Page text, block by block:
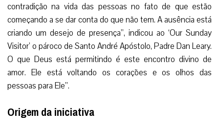
contradição na vida das pessoas no fato de que estão
começando a se dar conta do que não tem. A ausência está
criando um desejo de presença”, indicou ao ‘Our Sunday
Visitor’ o pároco de Santo André Apóstolo, Padre Dan Leary.
O que Deus está permitindo é este encontro divino de
amor. Ele está voltando os corações e os olhos das
pessoas para Ele”.
Origem da iniciativa